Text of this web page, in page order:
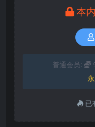
本
普通会员:
已